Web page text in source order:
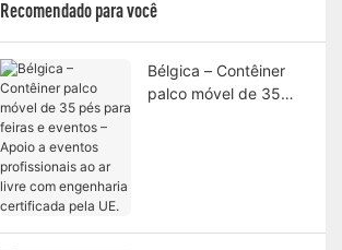
Recomendado para você
Bélgica – Contêiner
palco móvel de 35
pela UE.